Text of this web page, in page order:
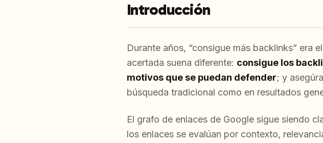
Introducción
Durante años, “consigue más backlinks” era
acertada suena diferente: consigue los
motivos que se puedan defender; y
búsqueda tradicional como en resultados
El grafo de enlaces de Google sigue siendo
los enlaces se evalúan por contexto,